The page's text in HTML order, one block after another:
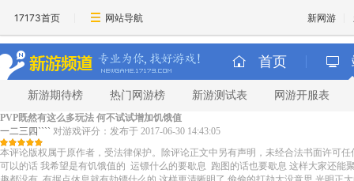
17173首页 网站导航 新网游
首页
新游期待榜 热门网游榜 新游测试表 网游开服表
PVP既然有这么多玩法 何不试试增加饥饿值
一二三四```` 对游戏评分： 发布于 2017-06-30 14:43:05
本评论版权属于原作者，受法律保护。除评论正文中另有声明，未经合法书面许可
可以的话 我希望是有饥饿值的 运镖什么的要歇息 跑图的话也要歇息 这样大家还